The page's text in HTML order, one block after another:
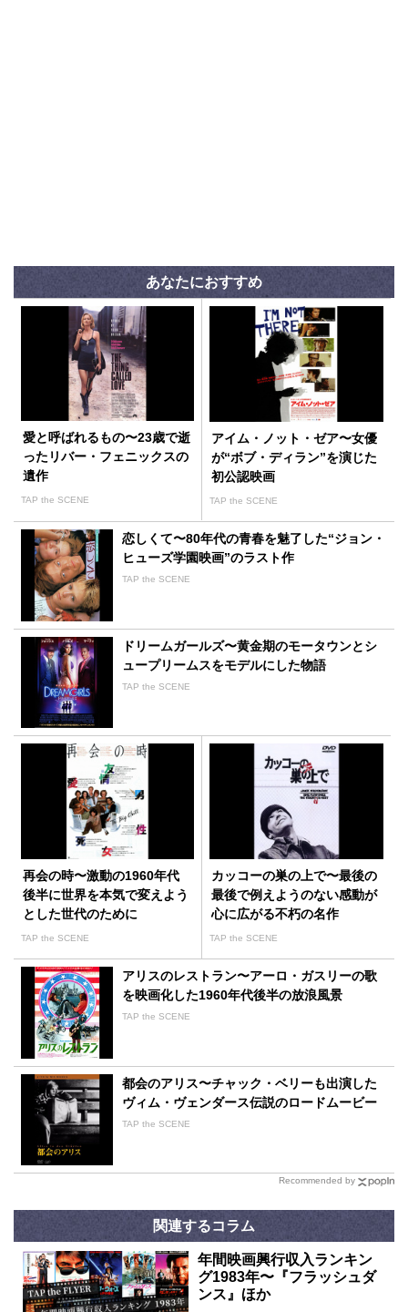
あなたにおすすめ
愛と呼ばれるもの〜23歳で逝
ったリバー・フェニックスの
遺作
TAP the SCENE
アイム・ノット・ゼア〜女優
が“ボブ・ディラン”を演じた
初公認映画
TAP the SCENE
恋しくて〜80年代の青春を魅了した“ジョン・
ヒューズ学園映画”のラスト作
TAP the SCENE
ドリームガールズ〜黄金期のモータウンとシ
ュープリームスをモデルにした物語
TAP the SCENE
再会の時〜激動の1960年代
後半に世界を本気で変えよう
とした世代のために
TAP the SCENE
カッコーの巣の上で〜最後の
最後で例えようのない感動が
心に広がる不朽の名作
TAP the SCENE
アリスのレストラン〜アーロ・ガスリーの歌
を映画化した1960年代後半の放浪風景
TAP the SCENE
都会のアリス〜チャック・ベリーも出演した
ヴィム・ヴェンダース伝説のロードムービー
TAP the SCENE
Recommended by
関連するコラム
年間映画興行収入ランキン
グ1983年〜『フラッシュダ
ンス』ほか